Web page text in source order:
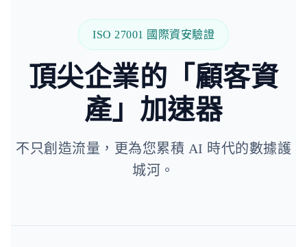
ISO 27001 國際資安驗證
頂尖企業的「顧客資
產」加速器
不只創造流量，更為您累積 AI 時代的數據護
城河。